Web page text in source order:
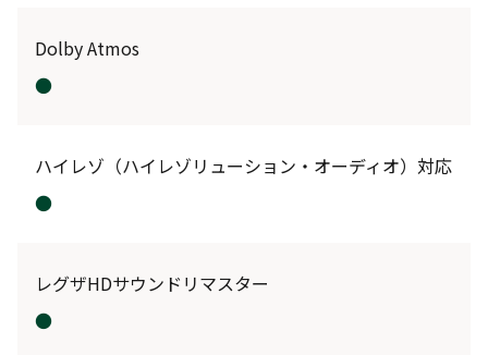
Dolby Atmos
●
ハイレゾ（ハイレゾリューション・オーディオ）対応
●
レグザHDサウンドリマスター
●